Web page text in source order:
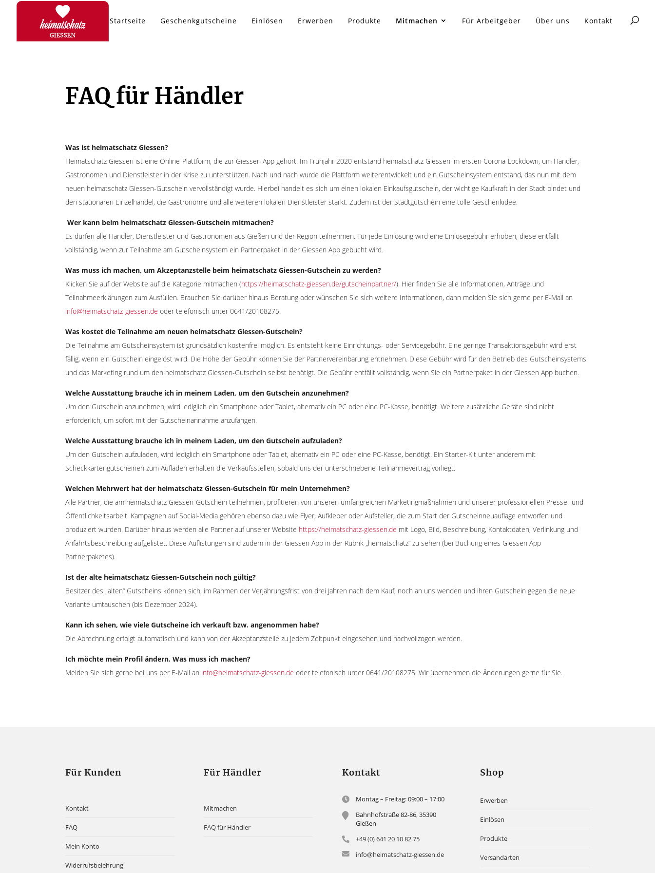
Startseite Geschenkgutscheine Einlösen Erwerben Produkte Mitmachen Für Arbeitgeber Über uns Kontakt
FAQ für Händler
Was ist heimatschatz Giessen?
Heimatschatz Giessen ist eine Online-Plattform, die zur Giessen App gehört. Im Frühjahr 2020 entstand heimatschatz Giessen im ersten Corona-Lockdown, um Händler,
Gastronomen und Dienstleister in der Krise zu unterstützen. Nach und nach wurde die Plattform weiterentwickelt und ein Gutscheinsystem entstand, das nun mit dem
neuen heimatschatz Giessen-Gutschein vervollständigt wurde. Hierbei handelt es sich um einen lokalen Einkaufsgutschein, der wichtige Kaufkraft in der Stadt bindet und
den stationären Einzelhandel, die Gastronomie und alle weiteren lokalen Dienstleister stärkt. Zudem ist der Stadtgutschein eine tolle Geschenkidee.
Wer kann beim heimatschatz Giessen-Gutschein mitmachen?
Es dürfen alle Händler, Dienstleister und Gastronomen aus Gießen und der Region teilnehmen. Für jede Einlösung wird eine Einlösegebühr erhoben, diese entfällt
vollständig, wenn zur Teilnahme am Gutscheinsystem ein Partnerpaket in der Giessen App gebucht wird.
Was muss ich machen, um Akzeptanzstelle beim heimatschatz Giessen-Gutschein zu werden?
Klicken Sie auf der Website auf die Kategorie mitmachen (https://heimatschatz-giessen.de/gutscheinpartner/). Hier finden Sie alle Informationen, Anträge und
Teilnahmeerklärungen zum Ausfüllen. Brauchen Sie darüber hinaus Beratung oder wünschen Sie sich weitere Informationen, dann melden Sie sich gerne per E-Mail an
info@heimatschatz-giessen.de oder telefonisch unter 0641/20108275.
Was kostet die Teilnahme am neuen heimatschatz Giessen-Gutschein?
Die Teilnahme am Gutscheinsystem ist grundsätzlich kostenfrei möglich. Es entsteht keine Einrichtungs- oder Servicegebühr. Eine geringe Transaktionsgebühr wird erst
fällig, wenn ein Gutschein eingelöst wird. Die Höhe der Gebühr können Sie der Partnervereinbarung entnehmen. Diese Gebühr wird für den Betrieb des Gutscheinsystems
und das Marketing rund um den heimatschatz Giessen-Gutschein selbst benötigt. Die Gebühr entfällt vollständig, wenn Sie ein Partnerpaket in der Giessen App buchen.
Welche Ausstattung brauche ich in meinem Laden, um den Gutschein anzunehmen?
Um den Gutschein anzunehmen, wird lediglich ein Smartphone oder Tablet, alternativ ein PC oder eine PC-Kasse, benötigt. Weitere zusätzliche Geräte sind nicht
erforderlich, um sofort mit der Gutscheinannahme anzufangen.
Welche Ausstattung brauche ich in meinem Laden, um den Gutschein aufzuladen?
Um den Gutschein aufzuladen, wird lediglich ein Smartphone oder Tablet, alternativ ein PC oder eine PC-Kasse, benötigt. Ein Starter-Kit unter anderem mit
Scheckkartengutscheinen zum Aufladen erhalten die Verkaufsstellen, sobald uns der unterschriebene Teilnahmevertrag vorliegt.
Welchen Mehrwert hat der heimatschatz Giessen-Gutschein für mein Unternehmen?
Alle Partner, die am heimatschatz Giessen-Gutschein teilnehmen, profitieren von unseren umfangreichen Marketingmaßnahmen und unserer professionellen Presse- und
Öffentlichkeitsarbeit. Kampagnen auf Social-Media gehören ebenso dazu wie Flyer, Aufkleber oder Aufsteller, die zum Start der Gutscheinneuauflage entworfen und
produziert wurden. Darüber hinaus werden alle Partner auf unserer Website https://heimatschatz-giessen.de mit Logo, Bild, Beschreibung, Kontaktdaten, Verlinkung und
Anfahrtsbeschreibung aufgelistet. Diese Auflistungen sind zudem in der Giessen App in der Rubrik „heimatschatz“ zu sehen (bei Buchung eines Giessen App
Partnerpaketes).
Ist der alte heimatschatz Giessen-Gutschein noch gültig?
Besitzer des „alten“ Gutscheins können sich, im Rahmen der Verjährungsfrist von drei Jahren nach dem Kauf, noch an uns wenden und ihren Gutschein gegen die neue
Variante umtauschen (bis Dezember 2024).
Kann ich sehen, wie viele Gutscheine ich verkauft bzw. angenommen habe?
Die Abrechnung erfolgt automatisch und kann von der Akzeptanzstelle zu jedem Zeitpunkt eingesehen und nachvollzogen werden.
Ich möchte mein Profil ändern. Was muss ich machen?
Melden Sie sich gerne bei uns per E-Mail an info@heimatschatz-giessen.de oder telefonisch unter 0641/20108275. Wir übernehmen die Änderungen gerne für Sie.
Für Kunden
Kontakt
FAQ
Mein Konto
Widerrufsbelehrung
Für Händler
Mitmachen
FAQ für Händler
Kontakt
Montag – Freitag: 09:00 – 17:00
Bahnhofstraße 82-86, 35390
Gießen
+49 (0) 641 20 10 82 75
info@heimatschatz-giessen.de
Shop
Erwerben
Einlösen
Produkte
Versandarten